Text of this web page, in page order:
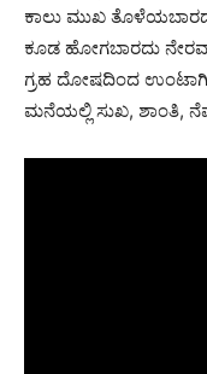
ಕಾಲು ಮುಖ
ಕೂಡ ಹೋಗಬಾರದು
ಗ್ರಹ ದೋಷದಿಂದ
ಮನೆಯಲ್ಲಿ ಸುಖ, ಶಾಂತಿ,